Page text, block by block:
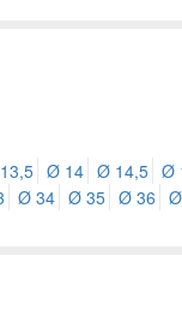
Ø 14 Ø 14,5 Ø
Ø 34 Ø 35 Ø 36